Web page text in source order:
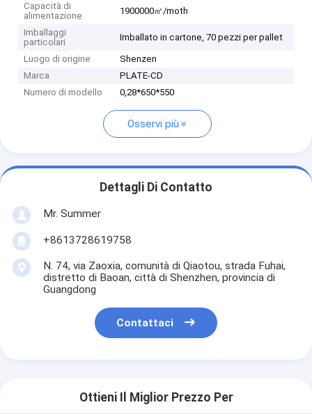
Capacità di
alimentazione
1900000㎡/moth
Imballaggi
particolari
Imballato in cartone, 70 pezzi per pallet
Luogo di origine
Shenzen
Marca
PLATE-CD
Numero di modello
0,28*650*550
Osservi più
Dettagli Di Contatto
Mr. Summer
+8613728619758
N. 74, via Zaoxia, comunità di Qiaotou, strada Fuhai,
distretto di Baoan, città di Shenzhen, provincia di
Guangdong
Contattaci
Ottieni Il Miglior Prezzo Per